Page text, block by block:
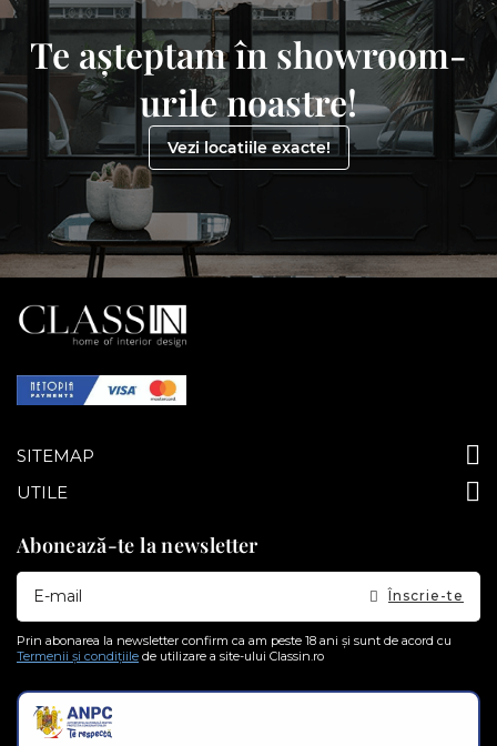
pagina
Te așteptam în showroom-
urile noastre!
Vezi locatiile exacte!
SITEMAP
UTILE
Abonează-te la newsletter
Doresc
primesc
pe
email
despre
produsele
Înscrie-te
Prin abonarea la newsletter confirm ca am peste 18 ani și sunt de acord cu
Termenii și condițiile de utilizare a site-ului Classin.ro